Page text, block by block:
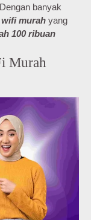
banyak
wifi murah yang
100 ribuan
Murah